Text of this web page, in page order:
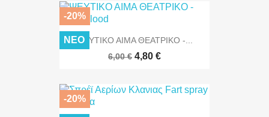
ΨΕΥΤΙΚΟ ΑΙΜΑ ΘΕΑΤΡΙΚΟ -...
6,00 € 4,80 €
-20%
ΝΈΟ
-20%